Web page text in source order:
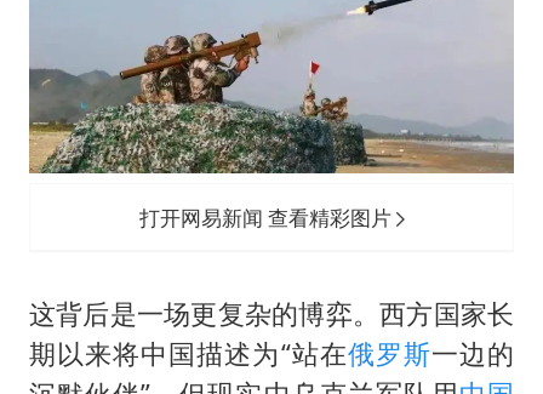
打开网易新闻 查看精彩图片
这背后是一场更复杂的博弈。西方国家长
期以来将中国描述为“站在俄罗斯一边的